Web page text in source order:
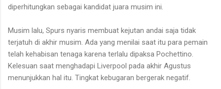
diperhitungkan sebagai kandidat juara musim ini.
Musim lalu, Spurs nyaris membuat kejutan andai saja tidak
terjatuh di akhir musim. Ada yang menilai saat itu para pemain
telah kehabisan tenaga karena terlalu dipaksa Pochettino.
Kelesuan saat menghadapi Liverpool pada akhir Agustus
menunjukkan hal itu. Tingkat kebugaran bergerak negatif.